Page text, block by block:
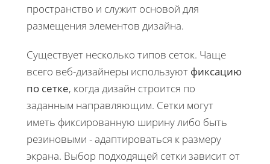
пространство и служит основой для
размещения элементов дизайна.
Существует несколько типов сеток. Чаще
всего веб-дизайнеры используют фиксацию
по сетке, когда дизайн строится по
заданным направляющим. Сетки могут
иметь фиксированную ширину либо быть
резиновыми - адаптироваться к размеру
экрана. Выбор подходящей сетки зависит от